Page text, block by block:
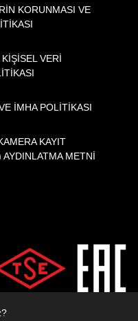
KORUNMASI VE
VERİ
İMHA POLİTİKASI
KAYIT
METNİ